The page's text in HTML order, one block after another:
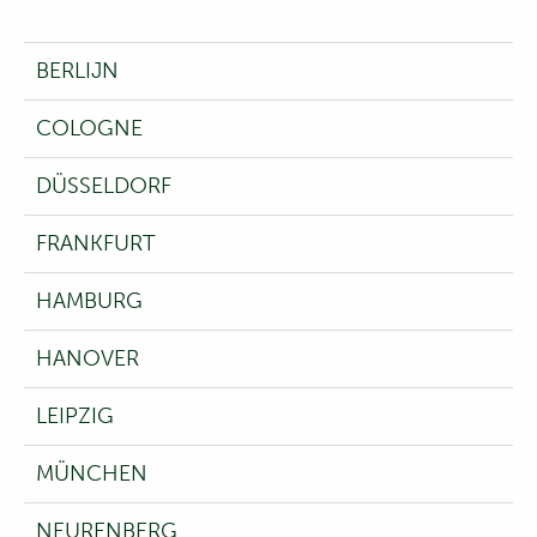
BERLIJN
COLOGNE
DÜSSELDORF
FRANKFURT
HAMBURG
HANOVER
LEIPZIG
MÜNCHEN
NEURENBERG